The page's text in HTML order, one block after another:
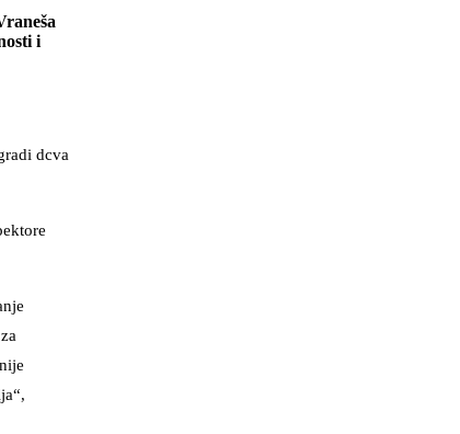
i
dcva